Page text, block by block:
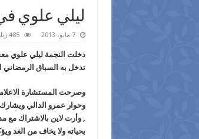
ليلي علوي
7 مايو، 2013 485 زيارة
دخلت النجمة ليلي علوي
تدخل به السباق
وصرحت المستشارة
وحوار عمرو الدالي
, وأرت لاين بالاشتراك مع
بحياته ولا يخاف من الغد